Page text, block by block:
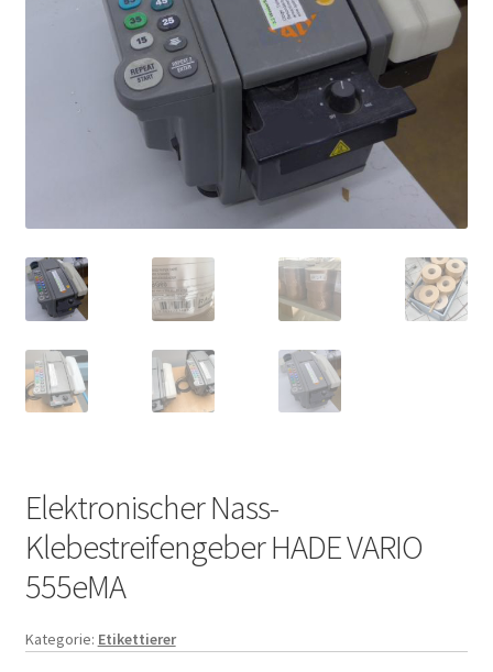
Elektronischer Nass-
Klebestreifengeber HADE VARIO
555eMA
Kategorie: Etikettierer